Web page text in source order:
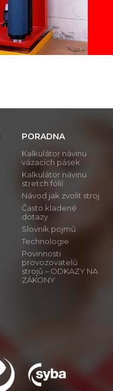
PORADNA
Kalkulátor návinu
vázacích pásek
Kalkulátor návinu
stretch fólií
Návod jak zvolit stroj
Často kladené
dotazy
Slovník pojmů
Technologie
Povinnosti
provozovatelů
strojů – ODKAZY NA
ZÁKONY